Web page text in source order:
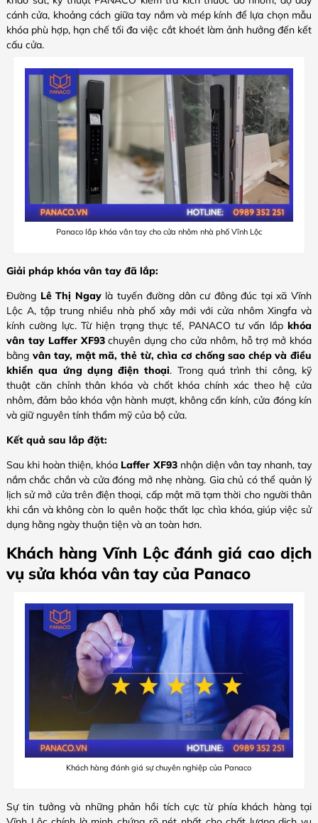
cánh cửa, khoảng cách giữa tay nắm và mép kính để lựa chọn mẫu
khóa phù hợp, hạn chế tối đa việc cắt khoét làm ảnh hưởng đến kết
cấu cửa.
Panaco lắp khóa vân tay cho cửa nhôm nhà phố Vĩnh Lộc
Giải pháp khóa vân tay đã lắp:
Đường Lê Thị Ngaylà tuyến đường dân cư đông đúc tại xã Vĩnh
Lộc A, tập trung nhiều nhà phố xây mới với cửa nhôm Xingfa và
kính cường lực. Từ hiện trạng thực tế, PANACO tư vấn lắp khóa
vân tay Laffer XF93chuyên dụng cho cửa nhôm, hỗ trợ mở khóa
bằng vân tay, mật mã, thẻ từ, chìa cơ chống sao chép và điều
khiển qua ứng dụng điện thoại. Trong quá trình thi công, kỹ
thuật căn chỉnh thân khóa và chốt khóa chính xác theo hệ cửa
nhôm, đảm bảo khóa vận hành mượt, không cấn kính, cửa đóng kín
và giữ nguyên tính thẩm mỹ của bộ cửa.
Kết quả sau lắp đặt:
Sau khi hoàn thiện, khóa Laffer XF93nhận diện vân tay nhanh, tay
nắm chắc chắn và cửa đóng mở nhẹ nhàng. Gia chủ có thể quản lý
lịch sử mở cửa trên điện thoại, cấp mật mã tạm thời cho người thân
khi cần và không còn lo quên hoặc thất lạc chìa khóa, giúp việc sử
dụng hằng ngày thuận tiện và an toàn hơn.
Khách hàng Vĩnh Lộc đánh giá cao dịch
vụ sửa khóa vân tay của Panaco
Khách hàng đánh giá sự chuyên nghiệp của Panaco
Sự tin tưởng và những phản hồi tích cực từ phía khách hàng tại